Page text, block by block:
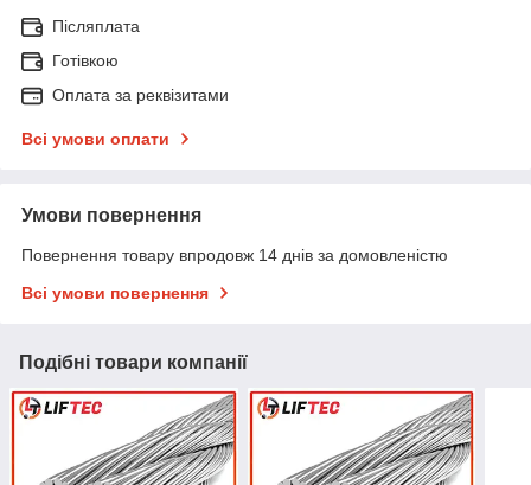
Післяплата
Готівкою
Оплата за реквізитами
Всі умови оплати
Умови повернення
Повернення товару впродовж 14 днів за домовленістю
Всі умови повернення
Подібні товари компанії